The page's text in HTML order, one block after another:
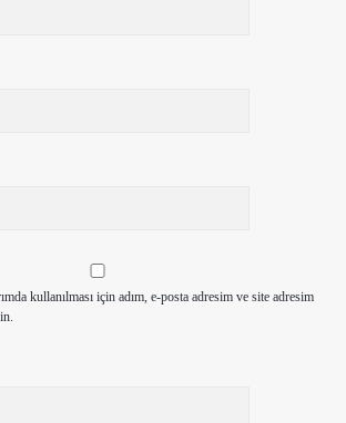
kullanılması için adım, e-posta adresim ve site adresim